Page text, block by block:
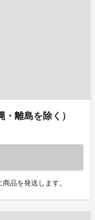
離島を除く）
品を発送します。